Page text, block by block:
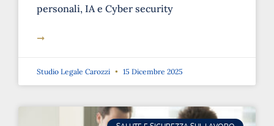
personali, IA e Cyber security
➞
Studio Legale Carozzi 15 Dicembre 2025